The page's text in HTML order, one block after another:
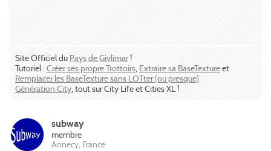
Site Officiel du Pays de Givlimar!
Tutoriel :Créer ses propre Trottoirs Extraire sa BaseTextureet
Remplacer les BaseTexture sans LOTter (ou presque)
Génération City , tout sur City Life et Cities XL !
subway
membre
Annecy, France